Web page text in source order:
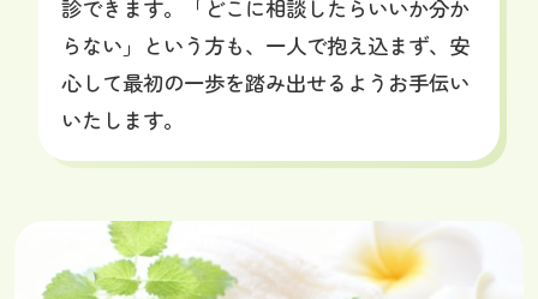
診できます。「どこに相談したらいいか分か
らない」という方も、一人で抱え込まず、安
心して最初の一歩を踏み出せるようお手伝い
いたします。